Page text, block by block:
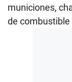
municiones,
de combustible